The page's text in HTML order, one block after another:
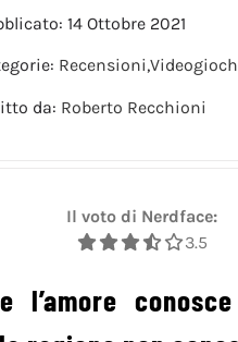
14 Ottobre 2021
Recensioni,
da: Roberto Recchioni
Il voto di Nerdface:
3.5
l’amore